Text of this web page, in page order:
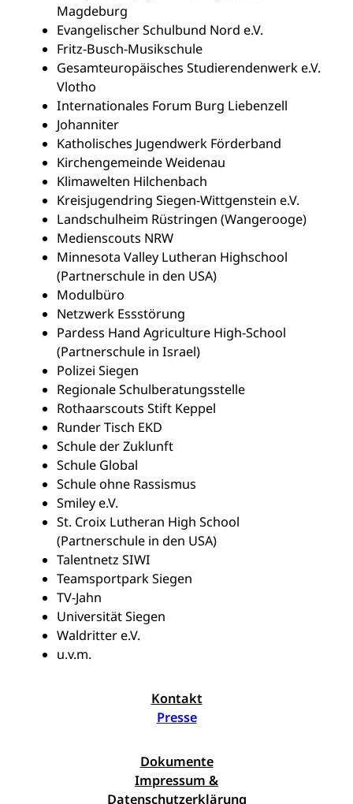
Magdeburg
Evangelischer Schulbund Nord e.V.
Fritz-Busch-Musikschule
Gesamteuropäisches Studierendenwerk e.V.
Vlotho
Internationales Forum Burg Liebenzell
Johanniter
Katholisches Jugendwerk Förderband
Kirchengemeinde Weidenau
Klimawelten Hilchenbach
Kreisjugendring Siegen-Wittgenstein e.V.
Landschulheim Rüstringen (Wangerooge)
Medienscouts NRW
Minnesota Valley Lutheran Highschool
(Partnerschule in den USA)
Modulbüro
Netzwerk Essstörung
Pardess Hand Agriculture High-School
(Partnerschule in Israel)
Polizei Siegen
Regionale Schulberatungsstelle
Rothaarscouts Stift Keppel
Runder Tisch EKD
Schule der Zuklunft
Schule Global
Schule ohne Rassismus
Smiley e.V.
St. Croix Lutheran High School
(Partnerschule in den USA)
Talentnetz SIWI
Teamsportpark Siegen
TV-Jahn
Universität Siegen
Waldritter e.V.
u.v.m.
Kontakt
Presse
Dokumente
Impressum &
Datenschutzerklärung